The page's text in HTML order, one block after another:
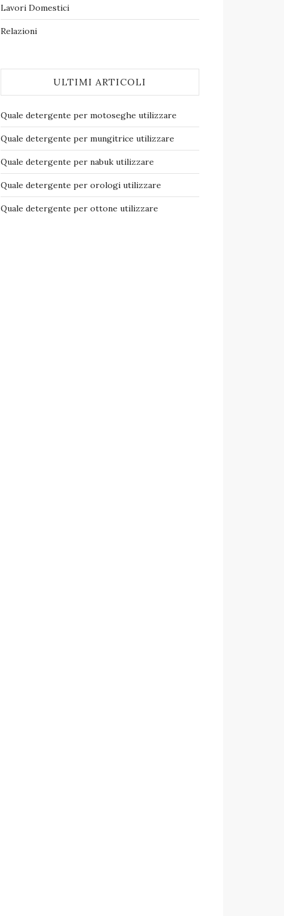
Lavori Domestici
Relazioni
ULTIMI ARTICOLI
Quale detergente per motoseghe​ utilizzare
Quale detergente per mungitrice​ utilizzare
Quale detergente per nabuk​ utilizzare
Quale detergente per orologi​ utilizzare
Quale detergente per ottone​ utilizzare